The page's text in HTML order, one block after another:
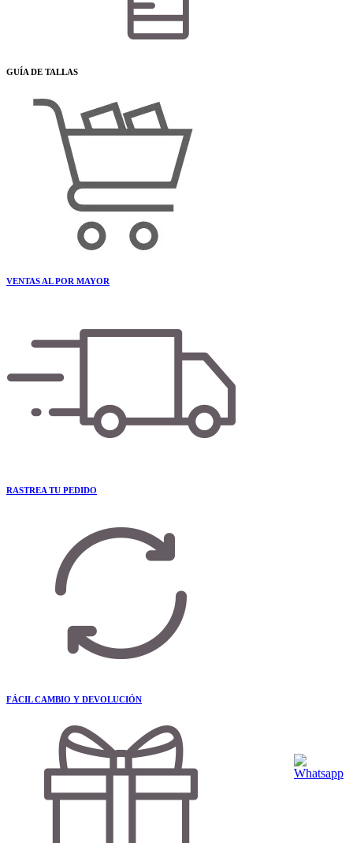
GUÍA DE TALLAS
VENTAS AL POR MAYOR
RASTREA TU PEDIDO
FÁCIL CAMBIO Y DEVOLUCIÓN